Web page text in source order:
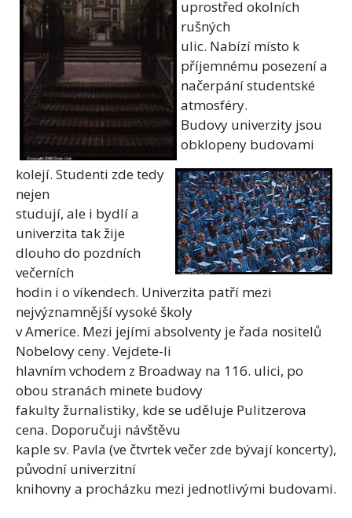
uprostřed okolních
rušných
ulic. Nabízí místo k
příjemnému posezení a
načerpání studentské
atmosféry.
Budovy univerzity jsou
obklopeny budovami
kolejí. Studenti zde tedy
nejen
studují, ale i bydlí a
univerzita tak žije
dlouho do pozdních
večerních
hodin i o víkendech. Univerzita patří mezi
nejvýznamnější vysoké školy
v Americe. Mezi jejími absolventy je řada nositelů
Nobelovy ceny. Vejdete-li
hlavním vchodem z Broadway na 116. ulici, po
obou stranách minete budovy
fakulty žurnalistiky, kde se uděluje Pulitzerova
cena. Doporučuji návštěvu
kaple sv. Pavla (ve čtvrtek večer zde bývají koncerty),
původní univerzitní
knihovny a procházku mezi jednotlivými budovami.